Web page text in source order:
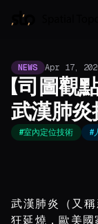
NEWS Apr 17,
【司圖觀
武漢肺炎
#室內定位技術 #
武漢肺炎（又
狂延燒，歐美國